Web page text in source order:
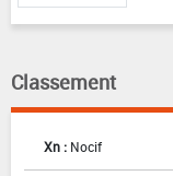
Classement
Xn : Nocif